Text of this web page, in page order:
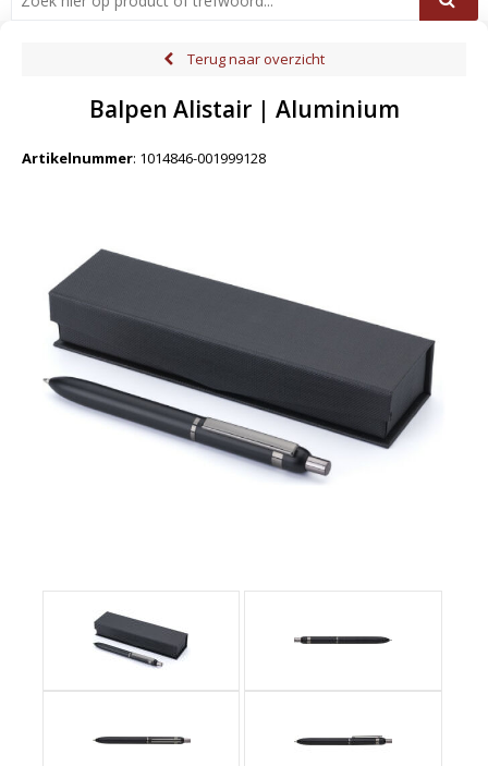
Terug naar overzicht
Balpen Alistair | Aluminium
Artikelnummer: 1014846-001999128